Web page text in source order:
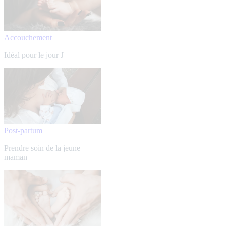
Accouchement
Idéal pour le jour J
Post-partum
Prendre soin de la jeune
maman